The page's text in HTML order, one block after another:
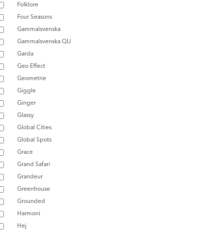
Folklore
Four Seasons
Gammalsvenska
Gammalsvenska QU
Garda
Geo Effect
Geometrie
Giggle
Ginger
Glassy
Global Cities
Global Spots
Grace
Grand Safari
Grandeur
Greenhouse
Grounded
Harmoni
Hej